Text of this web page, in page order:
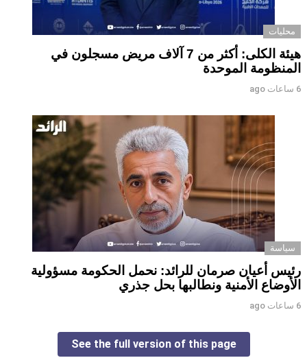
محليات
هيئة الكلى: أكثر من 7 آلاف مريض مسجلون في
المنظومة الموحدة
6 ساعات ago
سياسة
رئيس أعيان صرمان للرائد: نحمل الحكومة مسؤولية
الأوضاع الأمنية ونطالبها بحل جذري
6 ساعات ago
See the full version of this page